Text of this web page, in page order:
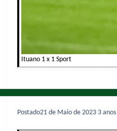
Ituano 1 x 1 Sport
Postado21 de Maio de 2023 3 anos